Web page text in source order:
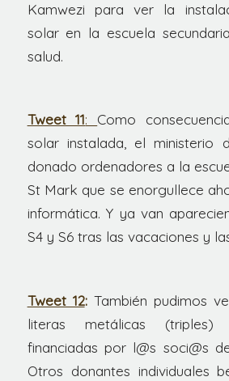
Kamwezi para ver la
solar en la escuela
salud.
Tweet 11: Como
solar instalada, el ministerio
donado ordenadores a la
St Mark que se enorgullece
informática. Y ya van
S4 y S6 tras las vacaciones y
Tweet 12: También pudimos
literas metálicas (triples)
financiadas por l@s soci@s
Otros donantes individuales